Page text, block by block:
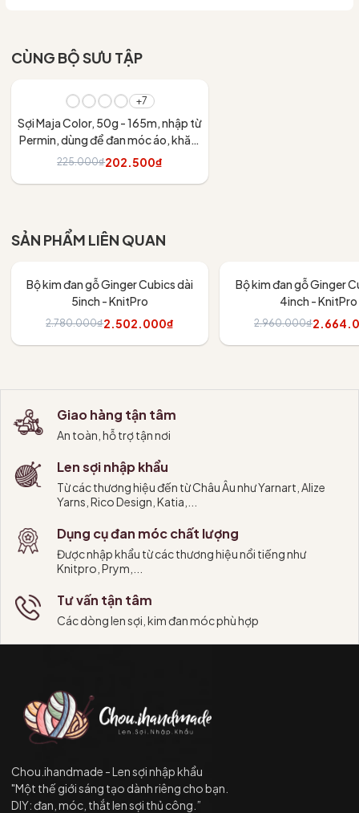
CÙNG BỘ SƯU TẬP
+7
Sợi Maja Color, 50g - 165m, nhập từ
Permin, dùng để đan móc áo, khăn,
váy
225.000₫202.500₫
SẢN PHẨM LIÊN QUAN
Bộ kim đan gỗ Ginger Cubics dài
5inch - KnitPro
2.780.000₫2.502.000₫
Bộ kim đan gỗ Ginger
4inch - KnitPro
2.960.000₫
Giao hàng tận tâm
An toàn, hỗ trợ tận nơi
Len sợi nhập khẩu
Từ các thương hiệu đến từ Châu Âu như Yarnart, Alize
Yarns, Rico Design, Katia,...
Dụng cụ đan móc chất lượng
Được nhập khẩu từ các thương hiệu nổi tiếng như
Knitpro, Prym,...
Tư vấn tận tâm
Các dòng len sợi, kim đan móc phù hợp
Chou.ihandmade - Len sợi nhập khẩu
"Một thế giới sáng tạo dành riêng cho bạn.
DIY: đan, móc, thắt len sợi thủ công.”